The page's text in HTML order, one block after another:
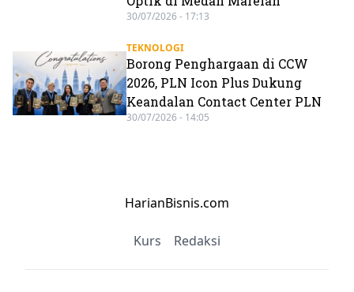
30/07/2026 - 17:13
TEKNOLOGI
Borong Penghargaan di CCW
2026, PLN Icon Plus Dukung
Keandalan Contact Center PLN
30/07/2026 - 14:05
HarianBisnis.com
Kurs Redaksi